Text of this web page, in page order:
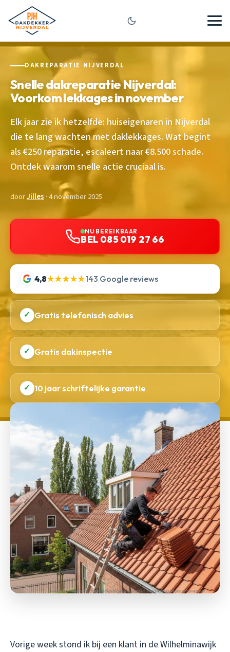
DAKREPARATIE NIJVERDAL
Snelle dakreparatie Nijverdal:
Voorkom lekkages in november
Elk jaar zie ik hetzelfde: huiseigenaren in Nijverdal
die te lang wachten met daklekkages. Wat begint
als €250 reparatie, escaleert naar €8.500 schade.
Ontdek waarom snelle actie cruciaal is.
doorJilles · 4 november 2025
NU BEREIKBAAR
BEL 085 019 27 66
4,8★★★★★143 Google reviews
✓ Gratis telefonisch advies
✓ Gratis dakinspectie
✓ 10 jaar schriftelijke garantie
Vorige week stond ik bij een klant in de Wilhelminawijk